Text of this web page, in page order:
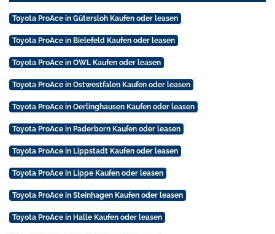
Toyota ProAce in Gütersloh Kaufen oder leasen
Toyota ProAce in Bielefeld Kaufen oder leasen
Toyota ProAce in OWL Kaufen oder leasen
Toyota ProAce in Ostwestfalen Kaufen oder leasen
Toyota ProAce in Oerlinghausen Kaufen oder leasen
Toyota ProAce in Paderborn Kaufen oder leasen
Toyota ProAce in Lippstadt Kaufen oder leasen
Toyota ProAce in Lippe Kaufen oder leasen
Toyota ProAce in Steinhagen Kaufen oder leasen
Toyota ProAce in Halle Kaufen oder leasen